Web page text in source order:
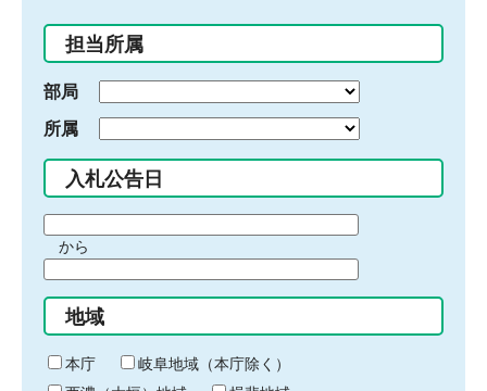
入
力
担当所属
部局
所属
入札公告日
間
始
り
から
間
終
わ
り
地域
本庁
岐阜地域（本庁除く）